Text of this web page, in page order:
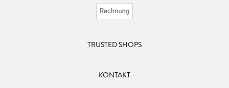
TRUSTED SHOPS
KONTAKT